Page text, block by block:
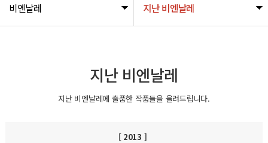
비엔날레 지난 비엔날레
지난 비엔날레
지난 비엔날레에 출품한 작품들을 올려드립니다.
[ 2013 ]